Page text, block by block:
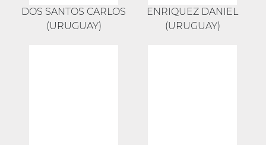
DOS SANTOS CARLOS
(URUGUAY)
ENRIQUEZ DANIEL
(URUGUAY)